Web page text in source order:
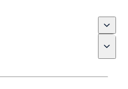
Toggle
Toggle